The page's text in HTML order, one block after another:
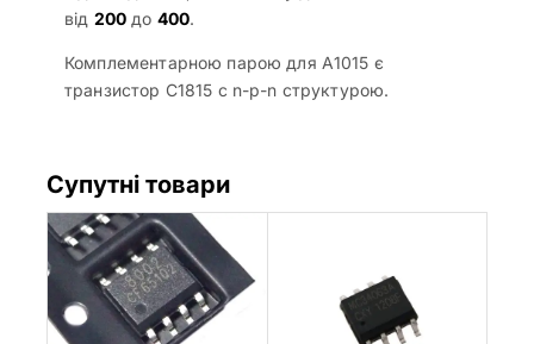
від 200 до 400.
Комплементарною парою для A1015 є
транзистор C1815 c n-p-n структурою.
Супутні товари